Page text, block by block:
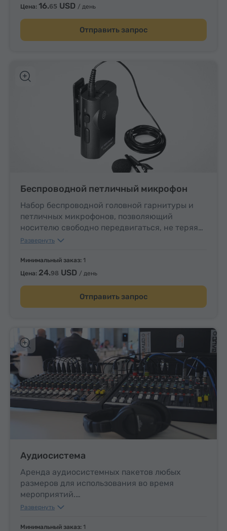
Цена: 16.65 USD / день
Отправить запрос
Беспроводной петличный микрофон
Набор беспроводной головной гарнитуры и
петличных микрофонов, позволяющий
носителю свободно передвигаться, не теряя
связь с переводчиком.
Развернуть
Минимальный заказ: 1
Цена: 24.98 USD / день
Отправить запрос
Аудиосистема
Аренда аудиосистемных пакетов любых
размеров для использования во время
мероприятий.
участникoв –111 USD
Развернуть
Минимальный заказ: 1